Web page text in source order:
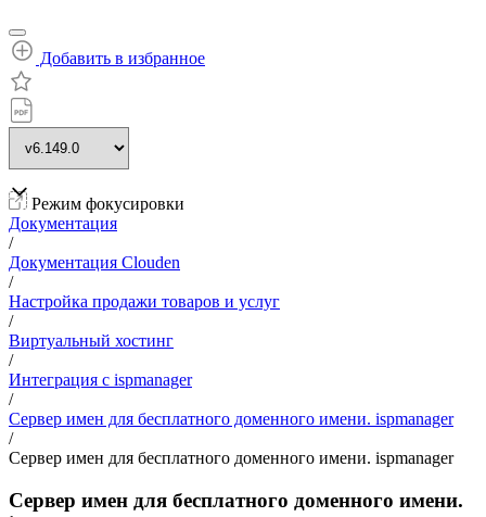
Добавить в избранное
Режим фокусировки
Документация
/
Документация Clouden
/
Настройка продажи товаров и услуг
/
Виртуальный хостинг
/
Интеграция с ispmanager
/
Сервер имен для бесплатного доменного имени. ispmanager
/
Сервер имен для бесплатного доменного имени. ispmanager
Сервер имен для бесплатного доменного имени.